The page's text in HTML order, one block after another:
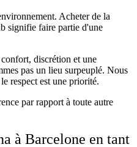
Acheter de la
signifie faire partie d'une
discrétion et une
pas un lieu surpeuplé. Nous
respect est une priorité.
par rapport à toute autre
à Barcelone en tant